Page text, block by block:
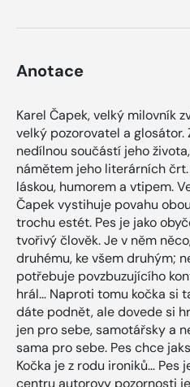
Anotace
Karel Čapek, velký milovník
velký pozorovatel a glosátor.
nedílnou součástí jeho
námětem jeho literárních
láskou, humorem a vtipem.
Čapek vystihuje povahu
trochu estét. Pes je jako
tvořivý člověk. Je v něm
druhému, ke všem druhým;
potřebuje povzbuzujícího
hrál… Naproti tomu kočka si
dáte podnět, ale dovede si
jen pro sebe, samotářsky a
sama pro sebe. Pes chce
Kočka je z rodu ironiků… Pes
centru autorovy pozornosti